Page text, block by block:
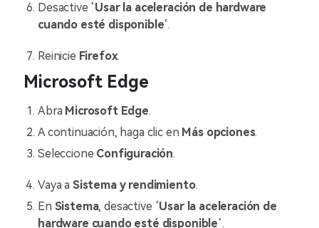
Desactive ‘Usar la aceleración de hardware
cuando esté disponible‘.
Reinicie Firefox.
Microsoft Edge
Abra Microsoft Edge.
A continuación, haga clic en Más opciones.
Seleccione Configuración.
Vaya a Sistema y rendimiento.
En Sistema, desactive ‘Usar la aceleración de
hardware cuando esté disponible‘.